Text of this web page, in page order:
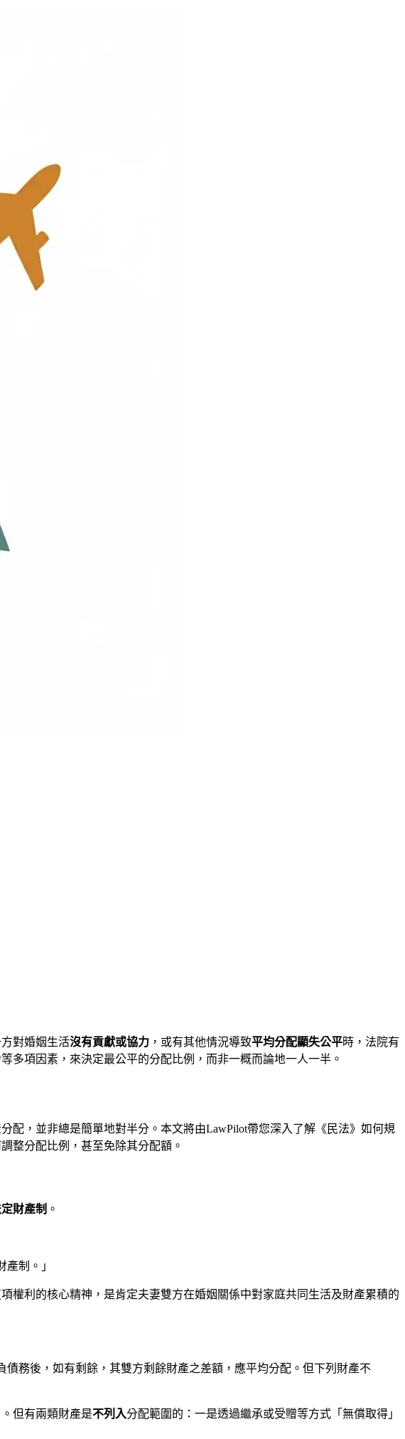
對婚姻生活沒有貢獻或協力 ，或有其他情況導致平均分配顯失公平時，法院有
多項因素，來決定最公平的分配比例，而非一概而論地一人一半。
配，並非總是簡單地對半分。本文將由LawPilot帶您深入了解《民法》如何規
整分配比例，甚至免除其分配額。
財產制 。
制。」
項權利的核心精神，是肯定夫妻雙方在婚姻關係中對家庭共同生活及財產累積的
債務後，如有剩餘，其雙方剩餘財產之差額，應平均分配。但下列財產不
但有兩類財產是不列入分配範圍的：一是透過繼承或受贈等方式「無償取得」